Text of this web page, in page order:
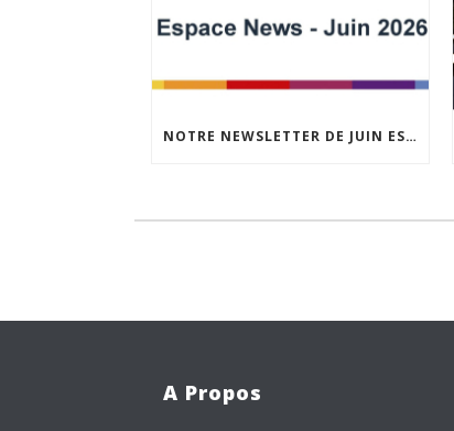
NOTRE NEWSLETTER DE JUIN EST EN LIGNE !
A Propos